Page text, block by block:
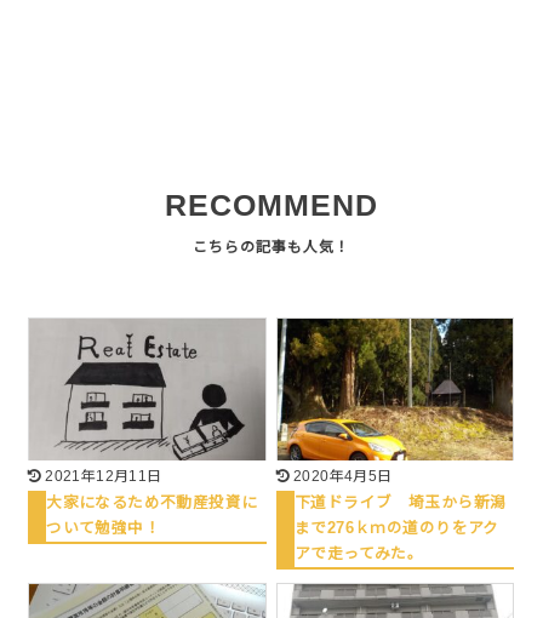
RECOMMEND
2021年12月11日
大家になるため不動産投資に
ついて勉強中！
2020年4月5日
下道ドライブ 埼玉から新潟
まで276ｋｍの道のりをアク
アで走ってみた。